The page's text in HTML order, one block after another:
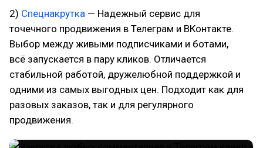
2) Спецнакрутка — Надежный сервис для
точечного продвижения в Телеграм и ВКонтакте.
Выбор между живыми подписчиками и ботами,
всё запускается в пару кликов. Отличается
стабильной работой, дружелюбной поддержкой и
одними из самых выгодных цен. Подходит как для
разовых заказов, так и для регулярного
продвижения.